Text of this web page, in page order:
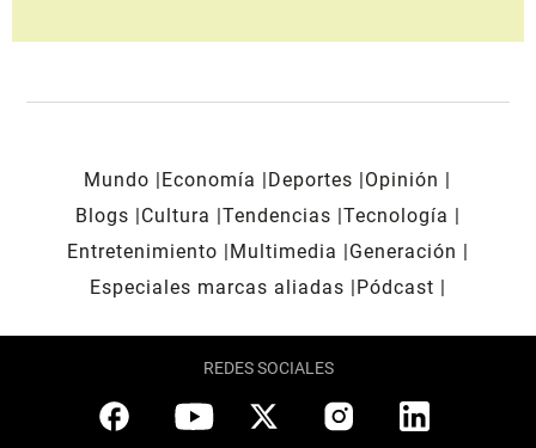
Mundo Economía Deportes
Opinión
Blogs
Cultura Tendencias Tecnología
Entretenimiento
Multimedia
Generación
Especiales marcas aliadas
Pódcast
REDES SOCIALES